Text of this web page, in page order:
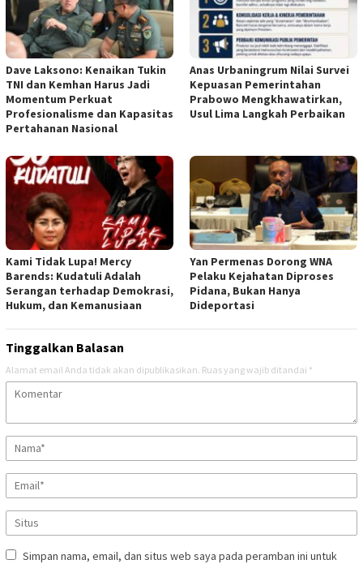
Dave Laksono: Kenaikan Tukin
TNI dan Kemhan Harus Jadi
Momentum Perkuat
Profesionalisme dan Kapasitas
Pertahanan Nasional
Anas Urbaningrum Nilai Survei
Kepuasan Pemerintahan
Prabowo Mengkhawatirkan,
Usul Lima Langkah Perbaikan
Kami Tidak Lupa! Mercy
Barends: Kudatuli Adalah
Serangan terhadap Demokrasi,
Hukum, dan Kemanusiaan
Yan Permenas Dorong WNA
Pelaku Kejahatan Diproses
Pidana, Bukan Hanya
Dideportasi
Tinggalkan Balasan
Alamat email Anda tidak akan dipublikasikan. Ruas yang wajib ditandai *
Simpan nama, email, dan situs web saya pada peramban ini untuk